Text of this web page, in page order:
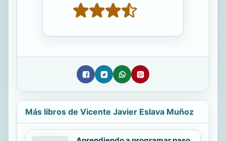
Más libros de Vicente Javier Eslava Muñoz